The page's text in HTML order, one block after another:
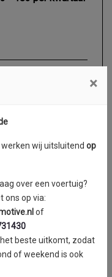
/ 140 PK
h
RPM
×
wij uitsluitend op
over een voertuig?
ons op via:
of
beste uitkomt, zodat
of weekend is ook